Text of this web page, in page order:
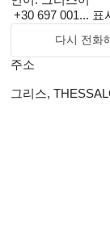
+30 697 001... 표
다시 전화
주소
그리스,